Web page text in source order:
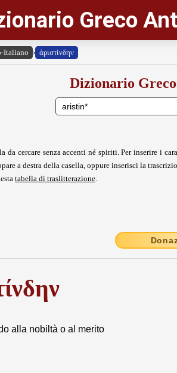
Greco
Italiano › ἀριστίνδην
Dizionario
da cercare senza accenti né spiriti. Per inserire i
a destra della casella, oppure inserisci la
tabella di traslitterazione.
alla nobiltà o al merito